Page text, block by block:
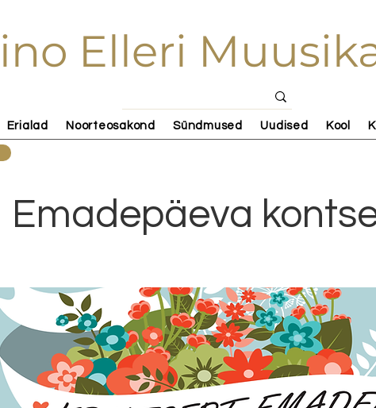
Elleri
Erialad Noorteosakond Sündmused Uudised Kool
Emadepäeva